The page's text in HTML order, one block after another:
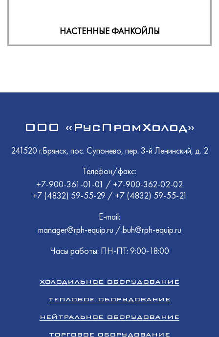
НАСТЕННЫЕ ФАНКОЙЛЫ
ООО «РусПромХолод»
241520 г.Брянск, пос. Супонево, пер. 3-й Ленинский, д. 2
Телефон/факс:
+7-900-361-01-01 / +7-900-362-02-02
+7 (4832) 59-55-29 / +7 (4832) 59-55-21
E-mail:
manager@rph-equip.ru / buh@rph-equip.ru
Часы работы: ПН-ПТ: 9:00-18:00
ХОЛОДИЛЬНОЕ ОБОРУДОВАНИЕ
ТЕПЛОВОЕ ОБОРУДОВАНИЕ
НЕЙТРАЛЬНОЕ ОБОРУДОВАНИЕ
ТОРГОВОЕ ОБОРУДОВАНИЕ